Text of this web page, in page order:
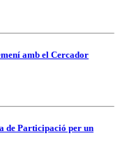
amb el Cercador
de Participació per un